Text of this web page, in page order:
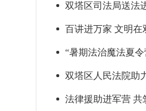
双塔区司法局送法
百讲进万家 文明在
“暑期法治魔法夏
双塔区人民法院助
法律援助进军营 共